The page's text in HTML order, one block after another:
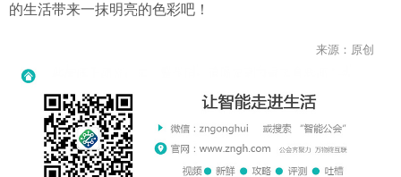
的生活带来一抹明亮的色彩吧！
来源：原创